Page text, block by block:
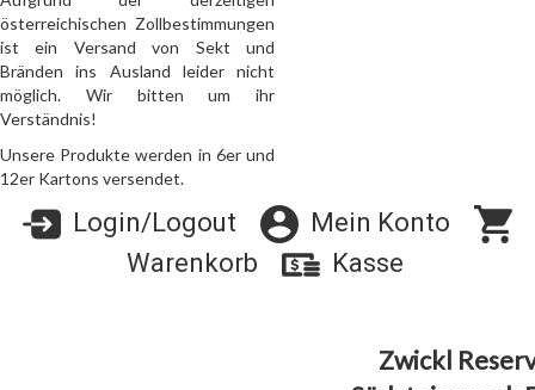
österreichischen Zollbestimmungen
ist ein Versand von Sekt und
Bränden ins Ausland leider nicht
möglich. Wir bitten um ihr
Verständnis!
Unsere Produkte werden in 6er und
12er Kartons versendet.
Login/Logout
Mein Konto
Warenkorb
Kasse
Zwickl